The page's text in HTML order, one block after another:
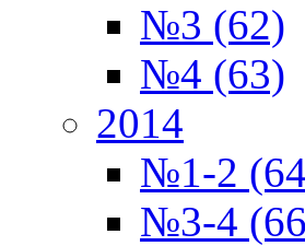
№3 (62)
№4 (63)
2014
№1-2
№3-4